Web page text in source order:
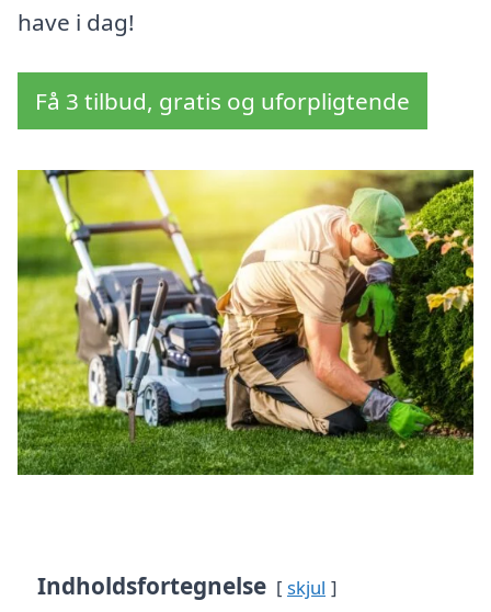
have i dag!
Få 3 tilbud, gratis og uforpligtende
Indholdsfortegnelse skjul